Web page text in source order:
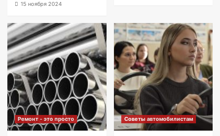
15 ноября 2024
Ремонт - это просто Советы автомобилистам